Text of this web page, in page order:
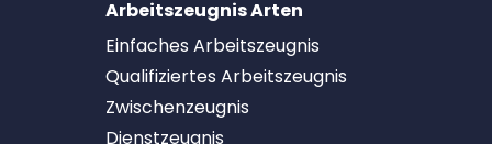
Arbeitszeugnis Arten
Einfaches Arbeitszeugnis
Qualifiziertes Arbeitszeugnis
Zwischenzeugnis
Dienstzeugnis